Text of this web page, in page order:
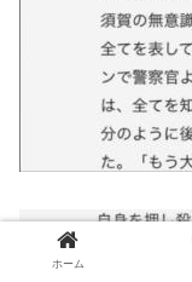
ホーム